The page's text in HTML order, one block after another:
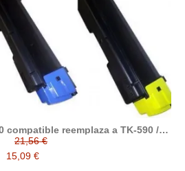
compatible reemplaza a TK-590 /
/ 1T02KVBNL0 / 1T02KVANL0
21,56 €
15,09 €